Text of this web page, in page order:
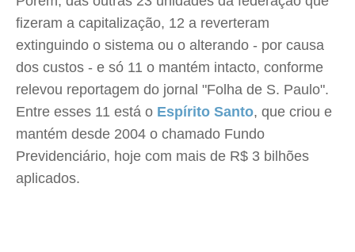
fizeram a capitalização, 12 a reverteram
extinguindo o sistema ou o alterando - por causa
dos custos - e só 11 o mantém intacto, conforme
relevou reportagem do jornal "Folha de S. Paulo".
Entre esses 11 está o Espírito Santo, que criou e
mantém desde 2004 o chamado Fundo
Previdenciário, hoje com mais de R$ 3 bilhões
aplicados.